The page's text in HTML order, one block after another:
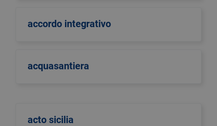
accordo integrativo
acquasantiera
acto sicilia